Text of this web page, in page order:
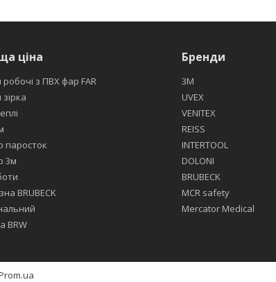
ціна
з ПВХ фар FAR
паросток
3м
BRUBECK
BRW
Бренди
3М
UVEX
VENITEX
REISS
INTERTOOL
DOLONI
BRUBECK
MCR safety
Mercator Medical